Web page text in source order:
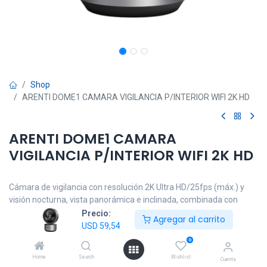
Precio:
USD 59,54
Agregar al carrito
Home Search
0
Wishlist Cuenta
Shop
ARENTI DOME1 CAMARA VIGILANCIA P/INTERIOR WIFI 2K HD
ARENTI DOME1 CAMARA
VIGILANCIA P/INTERIOR WIFI 2K HD
Cámara de vigilancia con resolución 2K Ultra HD/25fps (máx.) y
visión nocturna, vista panorámica e inclinada, combinada con
tecnología de visión nocturna mejorada, muestra un video claro y
nítido día y noche.
Amplia gama PT (Pan: 0~350°, inclinación: -20~90°) le
proporciona una visión completa de tu hogar, sin preocuparse de